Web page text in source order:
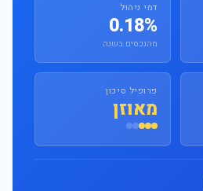
דמי ניהול
0.18%
מהנכסים בשנה
פרופיל סיכון
מאוזן